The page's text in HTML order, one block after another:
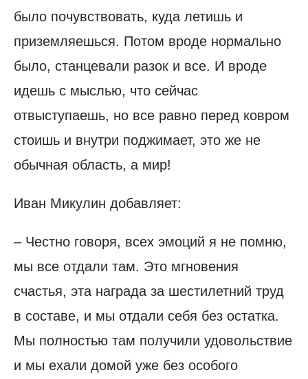
было почувствовать, куда летишь и
приземляешься. Потом вроде нормально
было, станцевали разок и все. И вроде
идешь с мыслью, что сейчас
отвыступаешь, но все равно перед ковром
стоишь и внутри поджимает, это же не
обычная область, а мир!
Иван Микулин добавляет:
– Честно говоря, всех эмоций я не помню,
мы все отдали там. Это мгновения
счастья, эта награда за шестилетний труд
в составе, и мы отдали себя без остатка.
Мы полностью там получили удовольствие
и мы ехали домой уже без особого